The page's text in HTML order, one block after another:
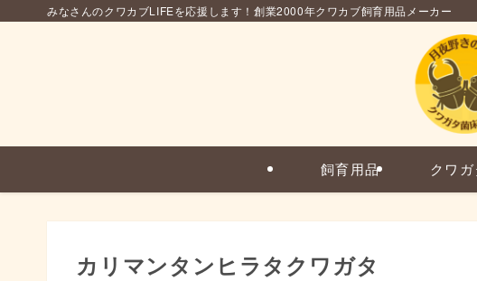
みなさんのクワカブLIFEを応援します！創業2000年クワカブ飼育用品メーカー
飼育用品 クワ
カリマンタンヒラタクワガタ